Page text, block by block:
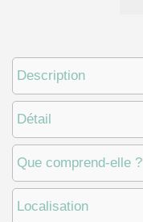
Description
Détail
Que comprend-elle ?
Localisation